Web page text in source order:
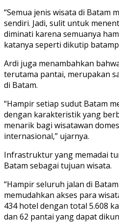
“Semua jenis wisata di Batam
sendiri. Jadi, sulit untuk
diminati karena semuanya
katanya seperti dikutip
Ardi juga menambahkan
terutama pantai, merupakan
di Batam.
“Hampir setiap sudut Batam
dengan karakteristik yang
menarik bagi wisatawan
internasional,” ujarnya.
Infrastruktur yang memadai
Batam sebagai tujuan wisata.
“Hampir seluruh jalan di
memudahkan akses para
434 hotel dengan total 5.608
dan 62 pantai yang dapat